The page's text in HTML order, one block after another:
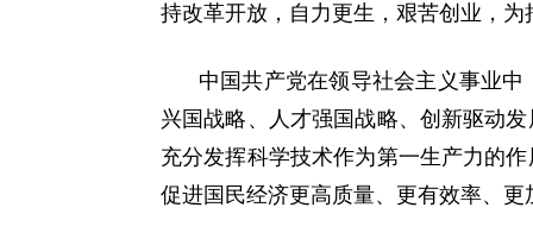
持改革开放，自力更生，艰苦创业，
中国共产党在领导社会主义事业
兴国战略、人才强国战略、创新驱动
充分发挥科学技术作为第一生产力的
促进国民经济更高质量、更有效率、